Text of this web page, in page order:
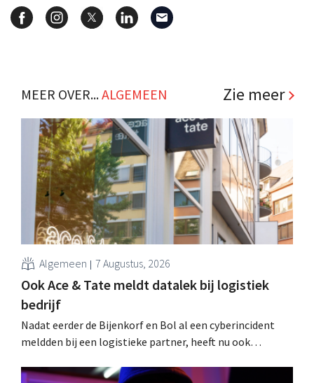
MEER OVER...ALGEMEEN Zie meer
Algemeen 7 Augustus, 2026
Ook Ace & Tate meldt datalek bij logistiek
bedrijf
Nadat eerder de Bijenkorf en Bol al een cyberincident
meldden bij een logistieke partner, heeft nu ook
datalek. Financiële gegevens, gebruikersnamen en